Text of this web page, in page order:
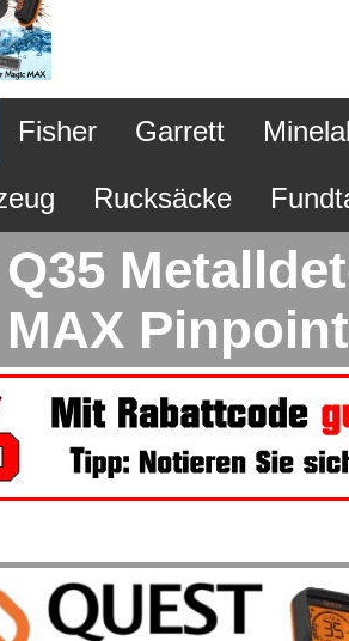
Fisher Garrett
Rucksäcke